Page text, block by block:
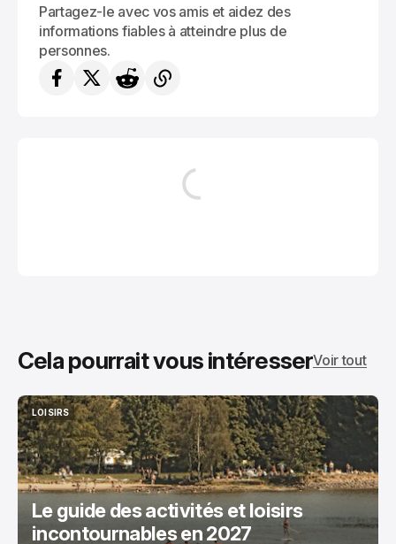
Partagez-le avec vos amis et aidez des
informations fiables à atteindre plus de
personnes.
Cela pourrait vous intéresserVoir tout
LOISIRS
LOISIRS
Le guide des activités et loisirs
incontournables en 2027